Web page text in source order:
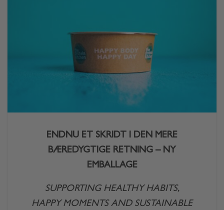
ENDNU ET SKRIDT I DEN MERE
BÆREDYGTIGE RETNING – NY
EMBALLAGE
SUPPORTING HEALTHY HABITS,
HAPPY MOMENTS AND SUSTAINABLE